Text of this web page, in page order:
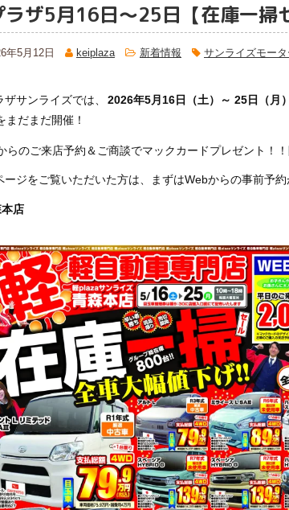
ラザ5月16日～25日【在庫一掃
年5月12日 keiplaza 新着情報 サンライズモータ
ザサンライズでは、 2026年5月16日（土）～ 25日（月）
まだまだ開催！
らのご来店予約＆ご商談でマックカードプレゼント！
ージをご覧いただいた方は、まずはWebからの事前予約
店